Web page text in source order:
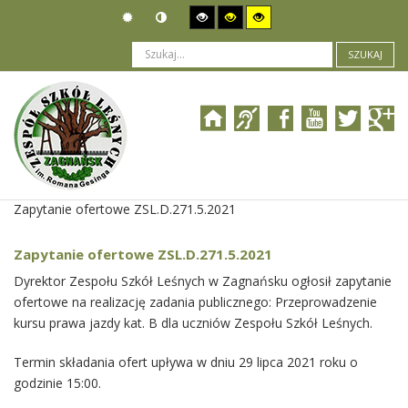
SZUKAJ
Jesteś tutaj: Zamówienia publiczne
Wszczęcie postępowania
Zapytanie ofertowe ZSL.D.271.5.2021
Zapytanie ofertowe ZSL.D.271.5.2021
Dyrektor Zespołu Szkół Leśnych w Zagnańsku ogłosił zapytanie
ofertowe na realizację zadania publicznego: Przeprowadzenie
kursu prawa jazdy kat. B dla uczniów Zespołu Szkół Leśnych.
Termin składania ofert upływa w dniu 29 lipca 2021 roku o
godzinie 15:00.